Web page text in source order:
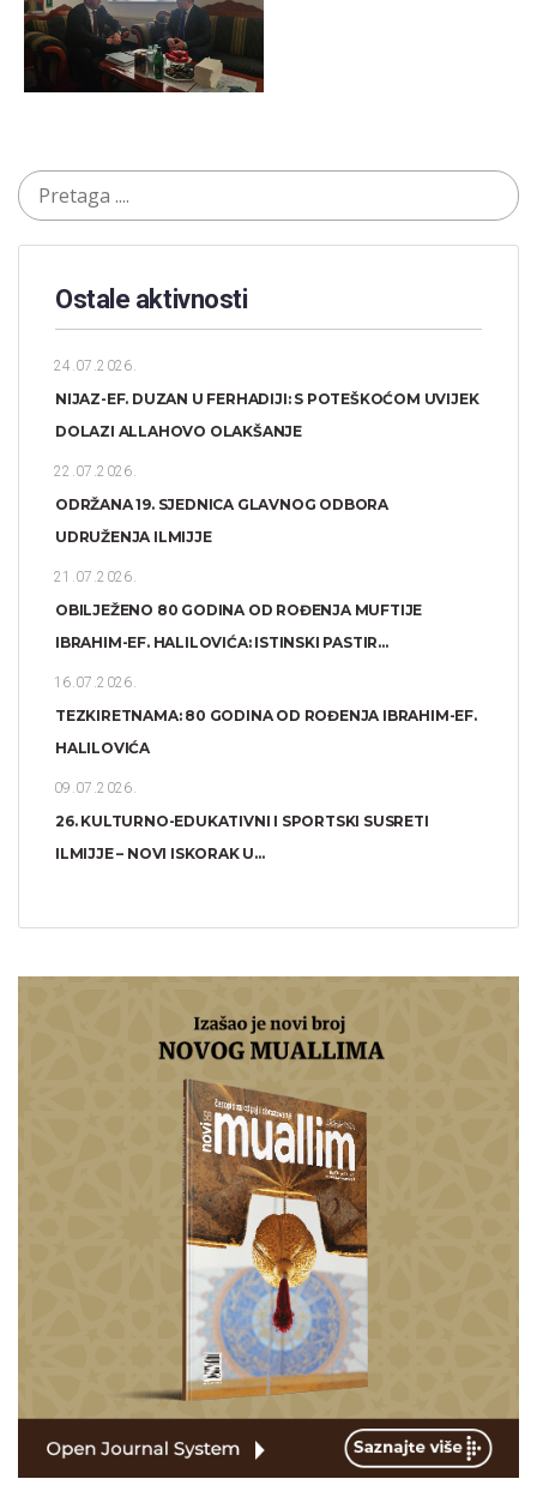
Ostale aktivnosti
24.07.2026.
NIJAZ-EF. DUZAN U FERHADIJI: S POTEŠKOĆOM UVIJEK
DOLAZI ALLAHOVO OLAKŠANJE
22.07.2026.
ODRŽANA 19. SJEDNICA GLAVNOG ODBORA
UDRUŽENJA ILMIJJE
21.07.2026.
OBILJEŽENO 80 GODINA OD ROĐENJA MUFTIJE
IBRAHIM-EF. HALILOVIĆA: ISTINSKI PASTIR...
16.07.2026.
TEZKIRETNAMA: 80 GODINA OD ROĐENJA IBRAHIM-EF.
HALILOVIĆA
09.07.2026.
26. KULTURNO-EDUKATIVNI I SPORTSKI SUSRETI
ILMIJJE – NOVI ISKORAK U...